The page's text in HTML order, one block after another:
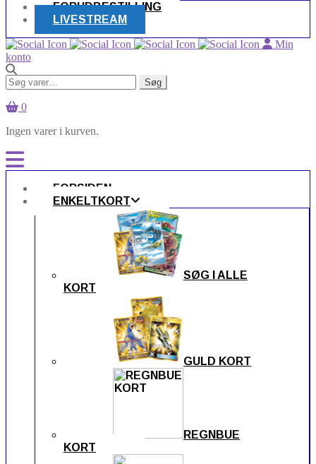
FORUDBESTILLING
LIVESTREAM
Min
konto
Søg
efter:
Søg
0
Ingen varer i kurven.
FORSIDEN
ENKELTKORT
SØG I ALLE
KORT
GULD KORT
REGNBUE
KORT